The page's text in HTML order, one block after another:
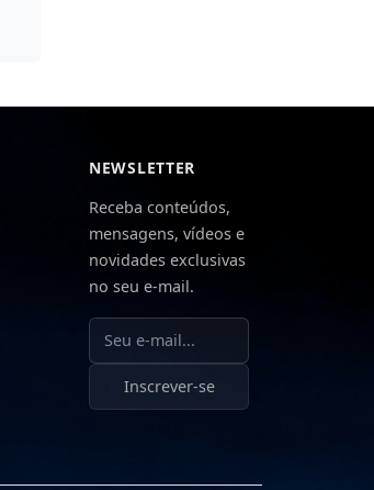
NEWSLETTER
Receba conteúdos,
mensagens, vídeos e
novidades exclusivas
no seu e-mail.
Seu e-mail
Inscrever-se